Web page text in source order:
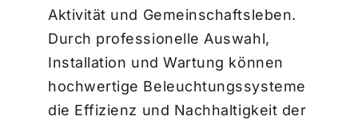
Aktivität und Gemeinschaftsleben.
Durch professionelle Auswahl,
Installation und Wartung können
hochwertige Beleuchtungssysteme
die Effizienz und Nachhaltigkeit der